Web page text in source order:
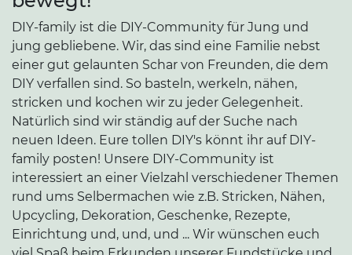
DIY-family ist die DIY-Community für Jung und
jung gebliebene. Wir, das sind eine Familie nebst
einer gut gelaunten Schar von Freunden, die dem
DIY verfallen sind. So basteln, werkeln, nähen,
stricken und kochen wir zu jeder Gelegenheit.
Natürlich sind wir ständig auf der Suche nach
neuen Ideen. Eure tollen DIY's könnt ihr auf DIY-
family posten! Unsere DIY-Community ist
interessiert an einer Vielzahl verschiedener Themen
rund ums Selbermachen wie z.B. Stricken, Nähen,
Upcycling, Dekoration, Geschenke, Rezepte,
Einrichtung und, und, und ... Wir wünschen euch